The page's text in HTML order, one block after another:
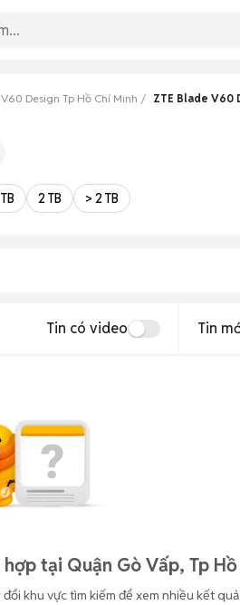
Design Tp Hồ Chí Minh ZTE Blade V60
2 TB > 2 TB
Tin có video Tin
tại Quận Gò Vấp, Tp Hồ
khu vực tìm kiếm để xem nhiều kết